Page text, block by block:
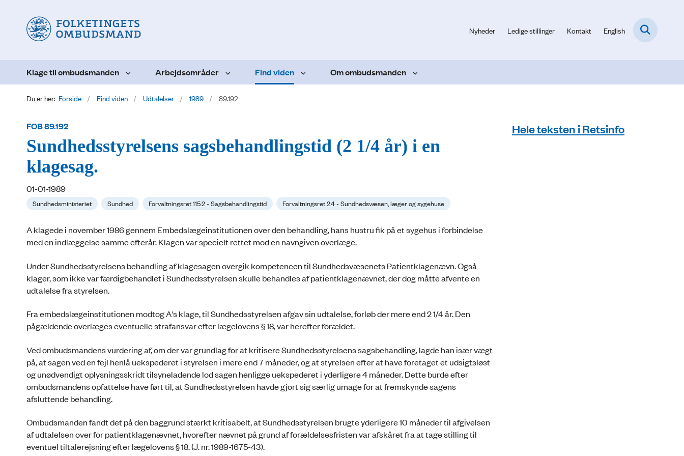
Nyheder Ledige stillinger Kontakt English
Klage til ombudsmanden Arbejdsområder Find viden Om ombudsmanden
Du er her: Forside Find viden Udtalelser 1989 89.192
FOB 89.192
Sundhedsstyrelsens sagsbehandlingstid (2 1/4 år) i en
klagesag.
01-01-1989
Sundhedsministeriet Sundhed Forvaltningsret 115.2 - Sagsbehandlingstid Forvaltningsret 2.4 - Sundhedsvæsen, læger og sygehuse
A klagede i november 1986 gennem Embedslægeinstitutionen over den behandling, hans hustru fik på et sygehus i forbindelse
med en indlæggelse samme efterår. Klagen var specielt rettet mod en navngiven overlæge.
Under Sundhedsstyrelsens behandling af klagesagen overgik kompetencen til Sundhedsvæsenets Patientklagenævn. Også
klager, som ikke var færdigbehandlet i Sundhedsstyrelsen skulle behandles af patientklagenævnet, der dog måtte afvente en
udtalelse fra styrelsen.
Fra embedslægeinstitutionen modtog A's klage, til Sundhedsstyrelsen afgav sin udtalelse, forløb der mere end 2 1/4 år. Den
pågældende overlæges eventuelle strafansvar efter lægelovens § 18, var herefter forældet.
Ved ombudsmandens vurdering af, om der var grundlag for at kritisere Sundhedsstyrelsens sagsbehandling, lagde han især vægt
på, at sagen ved en fejl henlå uekspederet i styrelsen i mere end 7 måneder, og at styrelsen efter at have foretaget et udsigtsløst
og unødvendigt oplysningsskridt tilsyneladende lod sagen henligge uekspederet i yderligere 4 måneder. Dette burde efter
ombudsmandens opfattelse have ført til, at Sundhedsstyrelsen havde gjort sig særlig umage for at fremskynde sagens
afsluttende behandling.
Ombudsmanden fandt det på den baggrund stærkt kritisabelt, at Sundhedsstyrelsen brugte yderligere 10 måneder til afgivelsen
af udtalelsen over for patientklagenævnet, hvorefter nævnet på grund af forældelsesfristen var afskåret fra at tage stilling til
eventuel tiltalerejsning efter lægelovens § 18. (J. nr. 1989-1675-43).
Hele teksten i Retsinfo